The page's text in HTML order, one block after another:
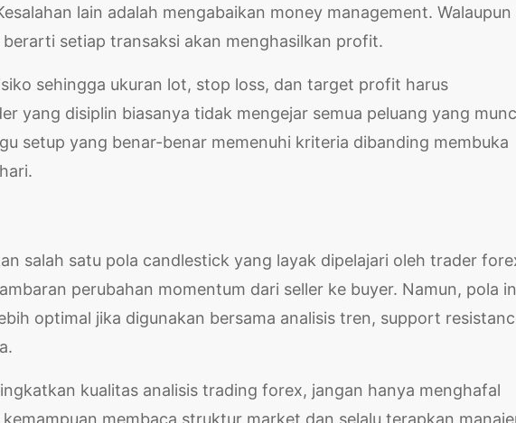
lain adalah mengabaikan money management. Walaupun
setiap transaksi akan menghasilkan profit.
sehingga ukuran lot, stop loss, dan target profit harus
yang disiplin biasanya tidak mengejar semua peluang yang
setup yang benar-benar memenuhi kriteria dibanding membuka
salah satu pola candlestick yang layak dipelajari oleh trader
perubahan momentum dari seller ke buyer. Namun, pola
optimal jika digunakan bersama analisis tren, support
kualitas analisis trading forex, jangan hanya menghafal
membaca struktur market dan selalu terapkan